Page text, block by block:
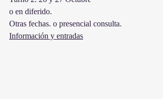
o en diferido.
Otras fechas. o presencial consulta.
Información y entradas